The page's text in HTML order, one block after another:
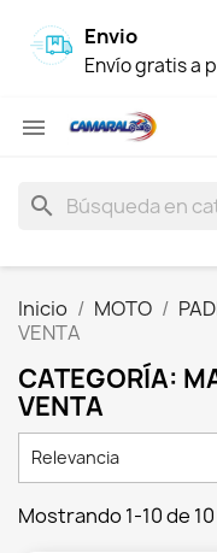
Envio
Envío gratis a

search
Inicio MOTO
VENTA
CATEGORÍA:
VENTA
Relevancia
Mostrando 1-10 de